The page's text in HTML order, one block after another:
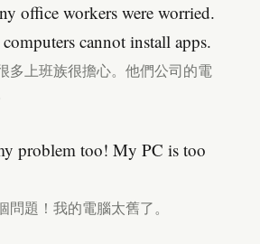
office workers were worried.
cannot install apps.
多上班族很擔心。他們公司的電
problem too! My PC is too
題！我的電腦太舊了。